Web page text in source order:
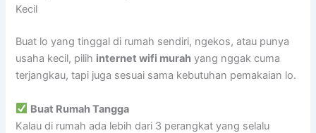
Kecil
Buat lo yang tinggal di rumah sendiri, ngekos, atau punya
usaha kecil, pilih internet wifi murah yang nggak cuma
terjangkau, tapi juga sesuai sama kebutuhan pemakaian lo.
Buat Rumah Tangga
Kalau di rumah ada lebih dari 3 perangkat yang selalu